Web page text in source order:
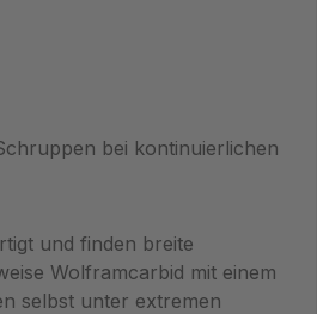
bei kontinuierlichen
und finden breite
Wolframcarbid mit einem
selbst unter extremen